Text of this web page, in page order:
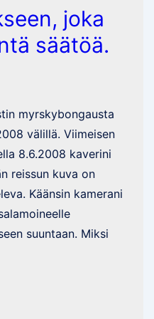
joka
säätöä.
myrskybongausta
välillä. Viimeisen
8.6.2008 kaverini
reissun kuva on
Käänsin kamerani
suuntaan. Miksi